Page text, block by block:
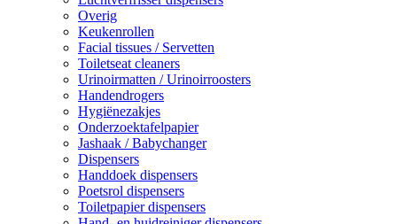
Overig
Keukenrollen
Facial tissues / Servetten
Toiletseat cleaners
Urinoirmatten / Urinoirroosters
Handendrogers
Hygiënezakjes
Onderzoektafelpapier
Jashaak / Babychanger
Dispensers
Handdoek dispensers
Poetsrol dispensers
Toiletpapier dispensers